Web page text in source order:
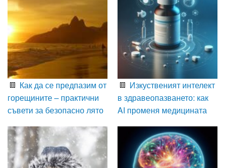
Как да се предпазим от
горещините – практични
съвети за безопасно лято
Изкуственият интелект
в здравеопазването: как
AI променя медицината